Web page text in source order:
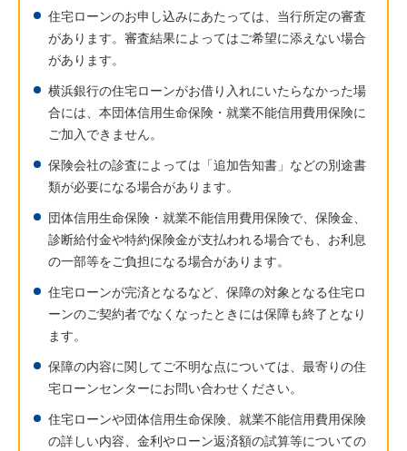
住宅ローンのお申し込みにあたっては、当行所定の審査
があります。審査結果によってはご希望に添えない場合
があります。
横浜銀行の住宅ローンがお借り入れにいたらなかった場
合には、本団体信用生命保険・就業不能信用費用保険に
ご加入できません。
保険会社の診査によっては「追加告知書」などの別途書
類が必要になる場合があります。
団体信用生命保険・就業不能信用費用保険で、保険金、
診断給付金や特約保険金が支払われる場合でも、お利息
の一部等をご負担になる場合があります。
住宅ローンが完済となるなど、保障の対象となる住宅ロ
ーンのご契約者でなくなったときには保障も終了となり
ます。
保障の内容に関してご不明な点については、最寄りの住
宅ローンセンターにお問い合わせください。
住宅ローンや団体信用生命保険、就業不能信用費用保険
の詳しい内容、金利やローン返済額の試算等についての